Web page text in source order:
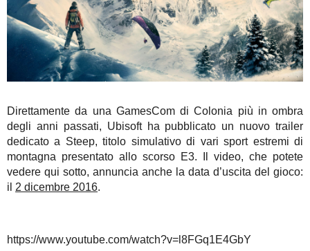
Direttamente da una GamesCom di Colonia più in ombra
degli anni passati, Ubisoft ha pubblicato un nuovo trailer
dedicato a Steep, titolo simulativo di vari sport estremi di
montagna presentato allo scorso E3. Il video, che potete
vedere qui sotto, annuncia anche la data d’uscita del gioco:
il 2 dicembre 2016.
https://www.youtube.com/watch?v=l8FGq1E4GbY